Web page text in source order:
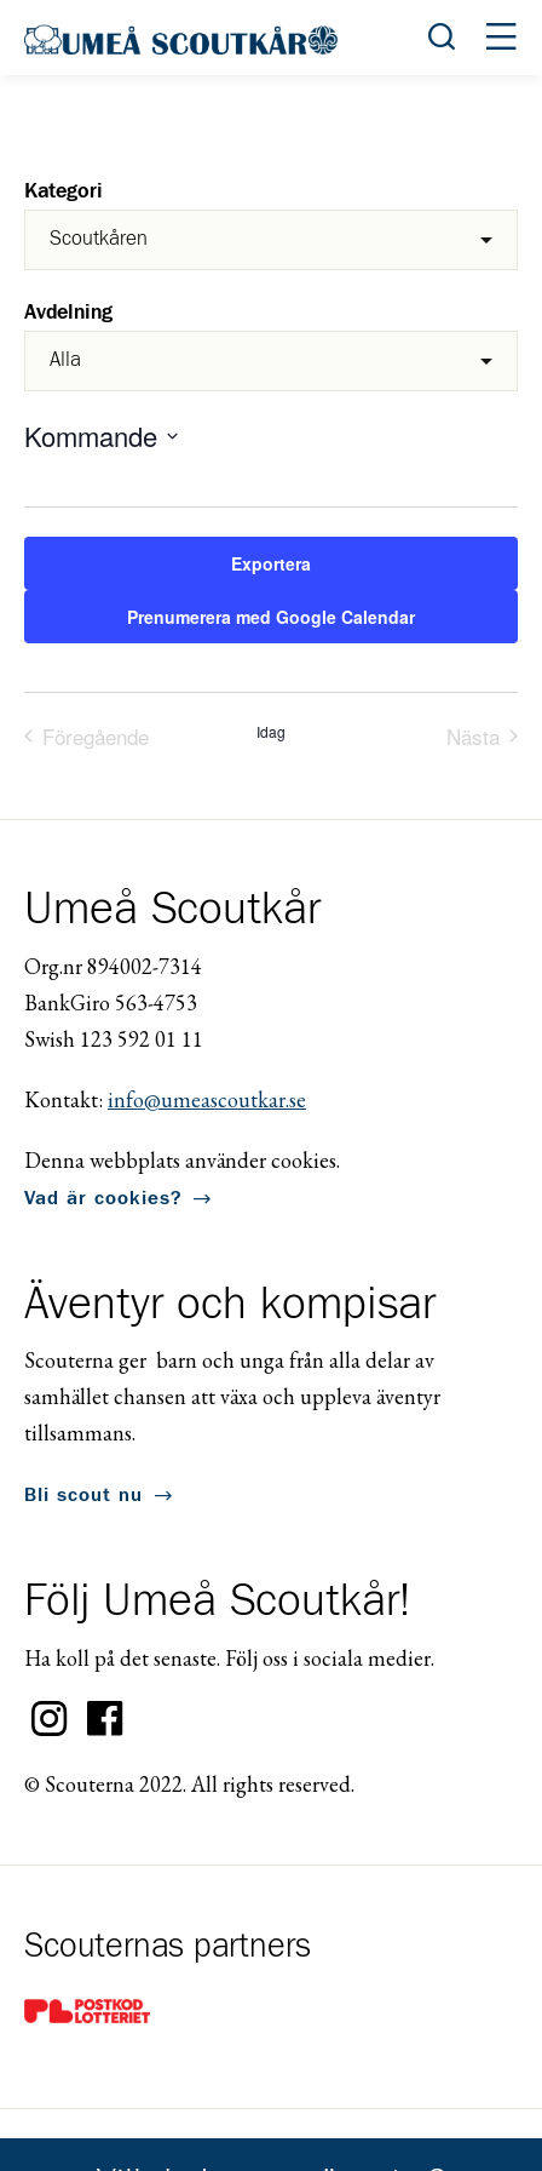
Öppna
Kategori
Avdelning
Kommande
datum.
Exportera
Prenumerera med Google Calendar
Föregående
Idag
Nästa
Umeå Scoutkår
Org.nr 894002-7314
BankGiro 563-4753
Swish 123 592 01 11
Kontakt: info@umeascoutkar.se
Denna webbplats använder cookies.
Vad är cookies?
Äventyr och kompisar
Scouterna ger barn och unga från alla delar av
samhället chansen att växa och uppleva äventyr
tillsammans.
Bli scout nu
Följ Umeå Scoutkår!
Ha koll på det senaste. Följ oss i sociala medier.
© Scouterna 2022. All rights reserved.
Scouternas partners
Gå till pl_50